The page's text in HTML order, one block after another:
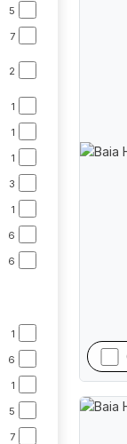
5
7
2
1
1
1
3
1
6
6
1
6
1
5
7